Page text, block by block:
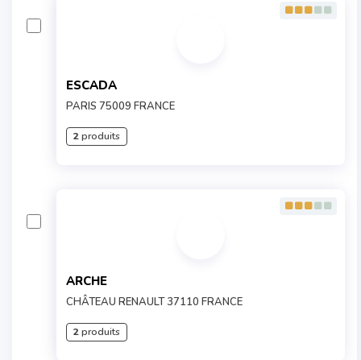
ESCADA
PARIS 75009 FRANCE
2produits
ARCHE
CHÂTEAU RENAULT 37110 FRANCE
2produits